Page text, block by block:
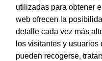
Dohe – Indice Basic Folio
EAN: 8421938904567
utilizadas para obtener
web ofrecen la
detalle cada vez más
los visitantes y
pueden recogerse,